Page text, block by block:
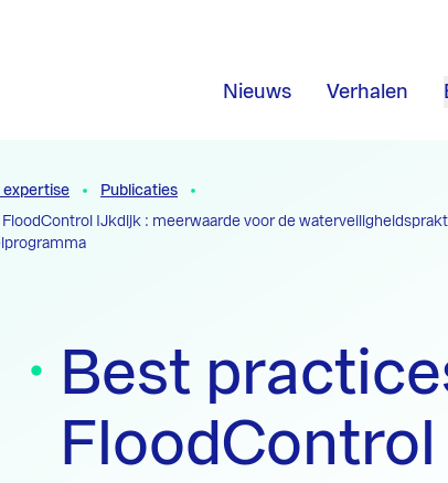
Nieuws Verhalen
expertise
Publicaties
IJkdijk : meerwaarde voor de
Best